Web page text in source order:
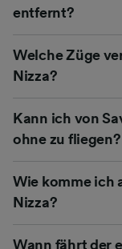
entfernt?
Welche Züge
Nizza?
Kann ich von
ohne zu fliegen?
Wie komme ich
Nizza?
Wann fährt der